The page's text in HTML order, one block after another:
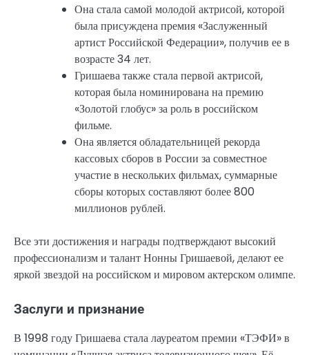
Она стала самой молодой актрисой, которой
была присуждена премия «Заслуженный
артист Российской Федерации», получив ее в
возрасте 34 лет.
Гришаева также стала первой актрисой,
которая была номинирована на премию
«Золотой глобус» за роль в российском
фильме.
Она является обладательницей рекорда
кассовых сборов в России за совместное
участие в нескольких фильмах, суммарные
сборы которых составляют более 800
миллионов рублей.
Все эти достижения и награды подтверждают высокий
профессионализм и талант Нонны Гришаевой, делают ее
яркой звездой на российском и мировом актерском олимпе.
Заслуги и признание
В 1998 году Гришаева стала лауреатом премии «ТЭФИ» в